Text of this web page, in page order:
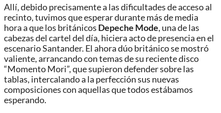
Allí, debido precisamente a las dificultades de acceso al
recinto, tuvimos que esperar durante más de media
hora a que los británicos Depeche Mode, una de las
cabezas del cartel del día, hiciera acto de presencia en el
escenario Santander. El ahora dúo británico se mostró
valiente, arrancando con temas de su reciente disco
“Momento Mori”, que supieron defender sobre las
tablas, intercalando a la perfección sus nuevas
composiciones con aquellas que todos estábamos
esperando.